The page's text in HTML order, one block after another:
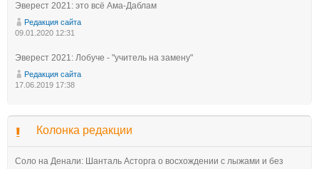
Эверест 2021: это всё Ама-Даблам
Редакция сайта
09.01.2020 12:31
Эверест 2021: Лобуче - "учитель на замену"
Редакция сайта
17.06.2019 17:38
Колонка редакции
Соло на Денали: Шанталь Асторга о восхождении с лыжами и без